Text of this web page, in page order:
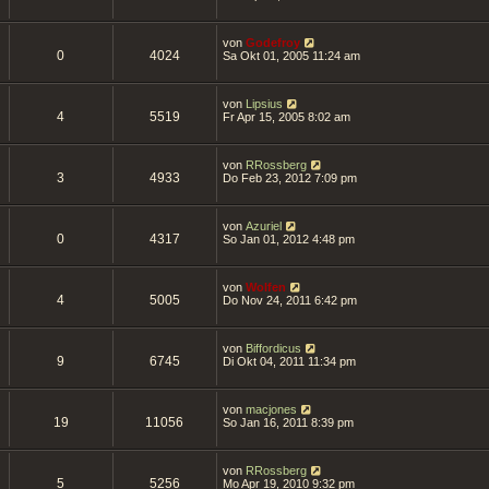
0 4024
von Godefroy
Sa Okt 01, 2005 11:24 am
4 5519
von Lipsius
Fr Apr 15, 2005 8:02 am
3 4933
von RRossberg
Do Feb 23, 2012 7:09 pm
0 4317
von Azuriel
So Jan 01, 2012 4:48 pm
4 5005
von Wolfen
Do Nov 24, 2011 6:42 pm
9 6745
von Biffordicus
Di Okt 04, 2011 11:34 pm
19 11056
von macjones
So Jan 16, 2011 8:39 pm
5 5256
von RRossberg
Mo Apr 19, 2010 9:32 pm